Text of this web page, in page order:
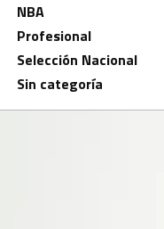
NBA
Profesional
Selección Nacional
Sin categoría